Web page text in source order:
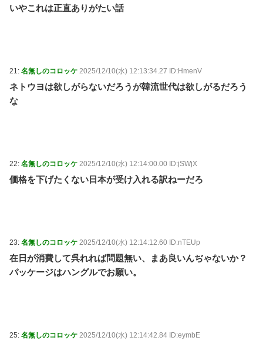
いやこれは正直ありがたい話
21: 名無しのコロッケ 2025/12/10(水) 12:13:34.27 ID:HmenV
ネトウヨは欲しがらないだろうが韓流世代は欲しがるだろう
な
22: 名無しのコロッケ 2025/12/10(水) 12:14:00.00 ID:jSWjX
価格を下げたくない日本が受け入れる訳ねーだろ
23: 名無しのコロッケ 2025/12/10(水) 12:14:12.60 ID:nTEUp
在日が消費して呉れれば問題無い、まあ良いんぢゃないか？
パッケージはハングルでお願い。
25: 名無しのコロッケ 2025/12/10(水) 12:14:42.84 ID:eymbE